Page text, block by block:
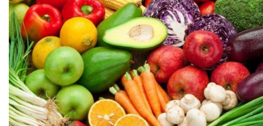
luz
ultravioleta
como
una
alternativa
inocua
para
desinfección
en
frutas